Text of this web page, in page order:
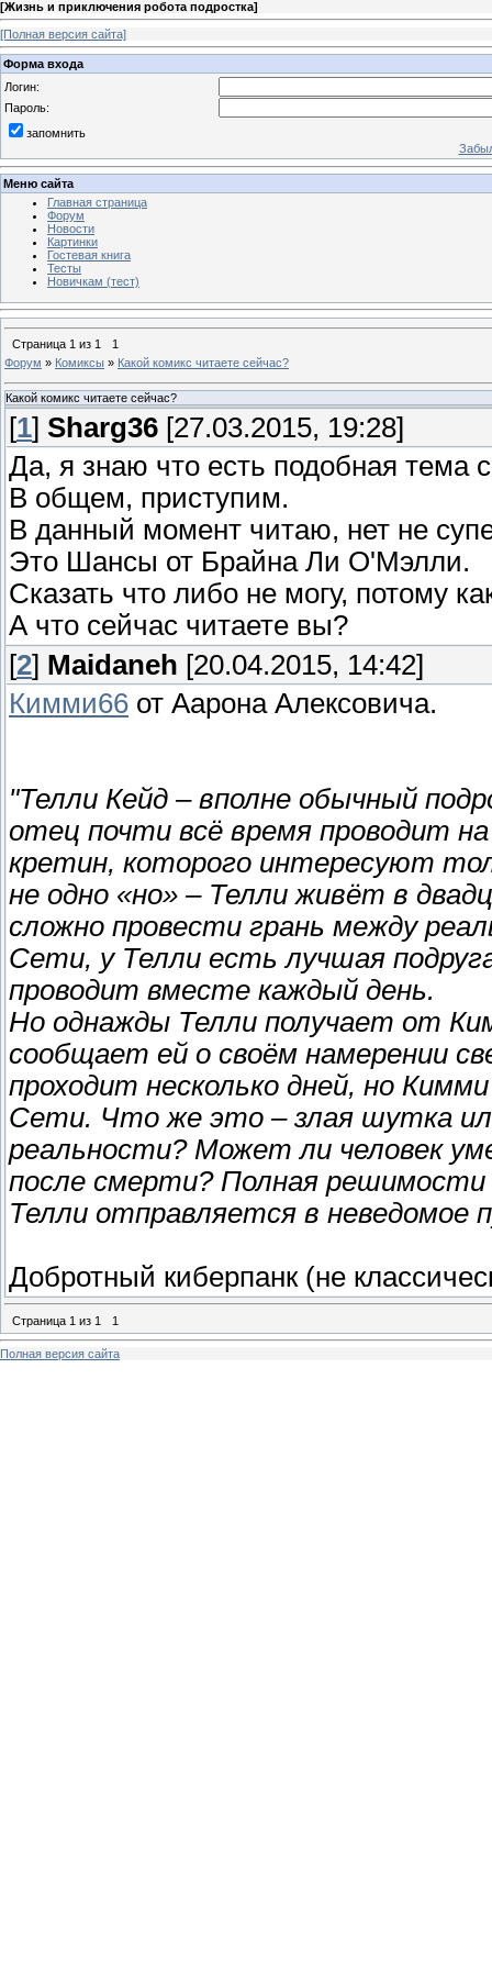
[Жизнь и приключения робота подростка]
[Полная версия сайта]
Форма входа
Логин:
Пароль:
запомнить
Меню сайта
Главная страница
Форум
Новости
Картинки
Гостевая книга
Тесты
Новичкам (тест)
Страница 1 из 1
1
Форум » Комиксы » Какой комикс читаете сейчас?
Какой комикс читаете сейчас?
[1] Sharg36 [27.03.2015, 19:28]
Да, я знаю что есть подобная тема
В общем, приступим.
В данный момент читаю, нет не
Это Шансы от Брайна Ли О'Мэлли.
Сказать что либо не могу, потому
А что сейчас читаете вы?
[2] Maidaneh [20.04.2015, 14:42]
Кимми66 от Аарона Алексовича.
"Телли Кейд – вполне обычный
отец почти всё время проводит
кретин, которого интересуют
не одно «но» – Телли живёт в
сложно провести грань между
Сети, у Телли есть лучшая
проводит вместе каждый день.
Но однажды Телли получает от
сообщает ей о своём намерении
проходит несколько дней, но
Сети. Что же это – злая шутка
реальности? Может ли человек
после смерти? Полная
Телли отправляется в
Добротный киберпанк (не
Страница 1 из 1 1
Полная версия сайта